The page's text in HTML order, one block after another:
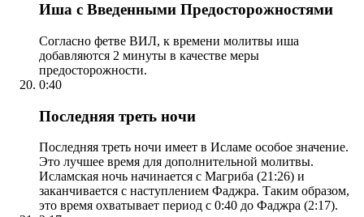
Иша с Введенными Предосторожностями
Согласно фетве ВИЛ, к времени молитвы иша
добавляются 2 минуты в качестве меры
предосторожности.
0:40
Последняя треть ночи
Последняя треть ночи имеет в Исламе особое значение.
Это лучшее время для дополнительной молитвы.
Исламская ночь начинается с Магриба (21:26) и
заканчивается с наступлением Фаджра. Таким образом,
это время охватывает период с 0:40 до Фаджра (2:17).